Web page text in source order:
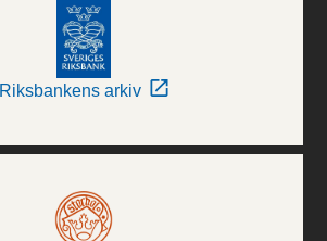
Riksbankens arkiv